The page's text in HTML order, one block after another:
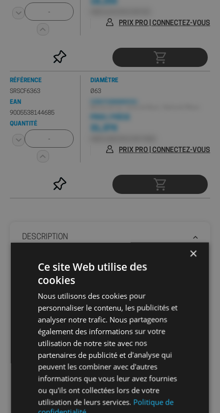
PRIX PRO | CONNECTEZ-VOUS
RÉFÉRENCE
SRSCF6363
EAN
9005538144685
QUANTITÉ
DIAMÈTRE
Ø63
PRIX / PIÈCE
31,37€
PRIX PRO | CONNECTEZ-VOUS
DESCRIPTION
Les raccords rapides pour tuyau souple
spiralé ne sont pas montés par collage mais
en utilisant la force de compression et une
liaison étanche par joint torique. La bague de
serrage maintient le tuyau en position et le
joint torique garantit une liaison étanche
sans problème. Les raccords rapides
permettent également de réduire le délai
d’attente avant la mise en eau. Ils ont été
spécialement conçus pour des pressions
allant jusqu’à 4 bars maximum, ce qui est
largement suffisant pour la plupart des
installations de filtration.
Matière :
×
Ce site Web utilise des
cookies
Nous utilisons des cookies pour
personnaliser le contenu, les publicités et
analyser notre trafic. Nous partageons
également des informations sur votre
utilisation de notre site avec nos
partenaires de publicité et d'analyse qui
peuvent les combiner avec d'autres
informations que vous leur avez fournies
ou qu'ils ont collectées lors de votre
utilisation de leurs services. Politique de